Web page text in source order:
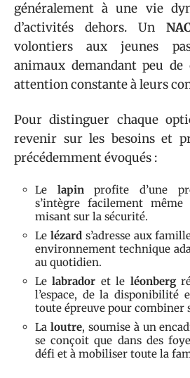
généralement à une vie
d’activités dehors. Un
volontiers aux jeunes
animaux demandant peu
attention constante à leurs
Pour distinguer chaque
revenir sur les besoins et
précédemment évoqués :
Le lapinprofite d’une
s’intègre facilement
misant sur la sécurité.
Le lézards’adresse aux
environnement technique
au quotidien.
Lelabrador et le léonberg
l’espace, de la disponibilité
toute épreuve pour combiner
La loutre, soumise à un
se conçoit que dans des
défi et à mobiliser toute la